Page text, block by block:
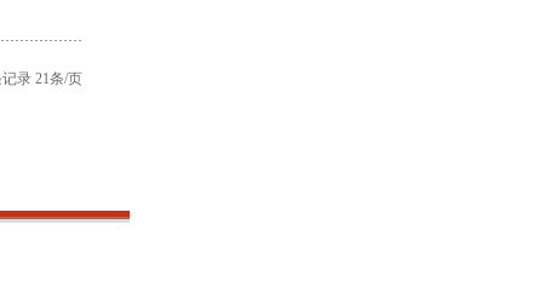
录 21条/页